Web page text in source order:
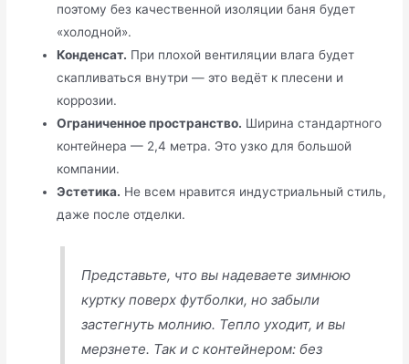
поэтому без качественной изоляции баня будет
«холодной».
Конденсат. При плохой вентиляции влага будет
скапливаться внутри — это ведёт к плесени и
коррозии.
Ограниченное пространство. Ширина стандартного
контейнера — 2,4 метра. Это узко для большой
компании.
Эстетика. Не всем нравится индустриальный стиль,
даже после отделки.
Представьте, что вы надеваете зимнюю
куртку поверх футболки, но забыли
застегнуть молнию. Тепло уходит, и вы
мерзнете. Так и с контейнером: без